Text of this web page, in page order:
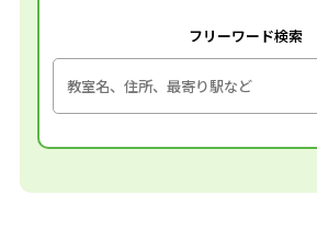
フリーワード検索